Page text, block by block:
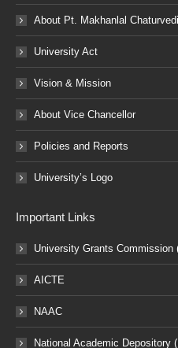
About Pt. Makhanlal Chaturvedi
University Act
Vision & Mission
About Vice Chancellor
Policies and Reports
University’s Logo
Important Links
University Grants Commission
AICTE
NAAC
National Academic Depository